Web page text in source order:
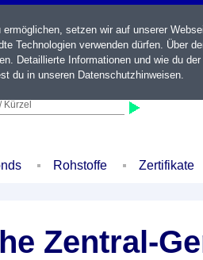
Kürzel
Rohstoffe Zertifikate
Zentral-
setzen wir auf unserer
Technologien verwenden dürfen. Über
Detaillierte Informationen und wie du
du in unseren Datenschutzhinweisen.